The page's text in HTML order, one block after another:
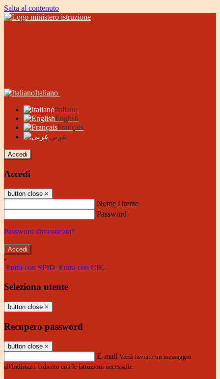
Salta al contenuto
Italiano
Italiano
English
Français
عربى
Accedi
Accedi
button close ×
Nome Utente
Password
Password dimenticata?
-
Entra con SPID Entra con CIE
Seleziona utente
button close ×
Recupero password
button close ×
E-mail Verrà inviato un messaggio
all'indirizzo indicato con le istruzioni necessarie.